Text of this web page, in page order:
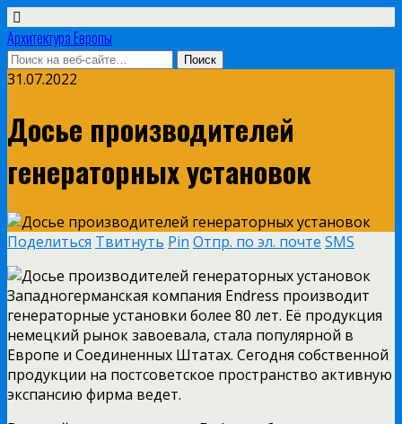
Архитектура Европы
31.07.2022
Досье производителей
генераторных установок
Поделиться Твитнуть Pin Отпр. по эл. почте SMS
Западногерманская компания Endress производит
генераторные установки более 80 лет. Её продукция
немецкий рынок завоевала, стала популярной в
Европе и Соединенных Штатах. Сегодня собственной
продукции на постсоветское пространство активную
экспансию фирма ведет.